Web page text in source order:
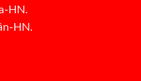
HN.
HN.